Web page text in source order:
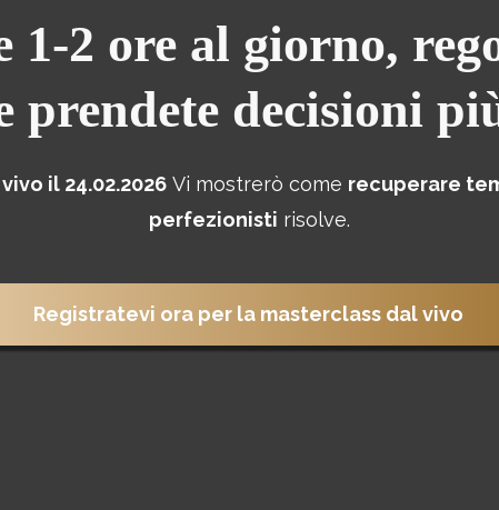
1-2 ore al giorno,
prendete decisioni
il 24.02.2026 Vi mostrerò come recuperare
perfezionisti risolve.
Registratevi ora per la masterclass dal vivo